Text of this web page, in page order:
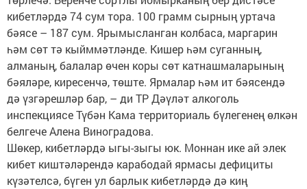
кибетләрдә 74 сум тора. 100 грамм сырның уртача
бәясе – 187 сум. Ярымысланган колбаса, маргарин
һәм сөт тә кыйммәтләнде. Кишер һәм суганның,
алманың, балалар өчен коры сөт катнашмаларының
бәяләре, киресенчә, төште. Ярмалар һәм ит бәясендә
дә үзгәрешләр бар, – ди ТР Дәүләт алкоголь
инспекциясе Түбән Кама территориаль бүлегенең өлкән
белгече Алена Виноградова.
Шөкер, кибетләрдә ыгы-зыгы юк. Моннан ике ай элек
кибет киштәләрендә карабодай ярмасы дефициты
күзәтелсә, бүген ул барлык кибетләрдә дә киң